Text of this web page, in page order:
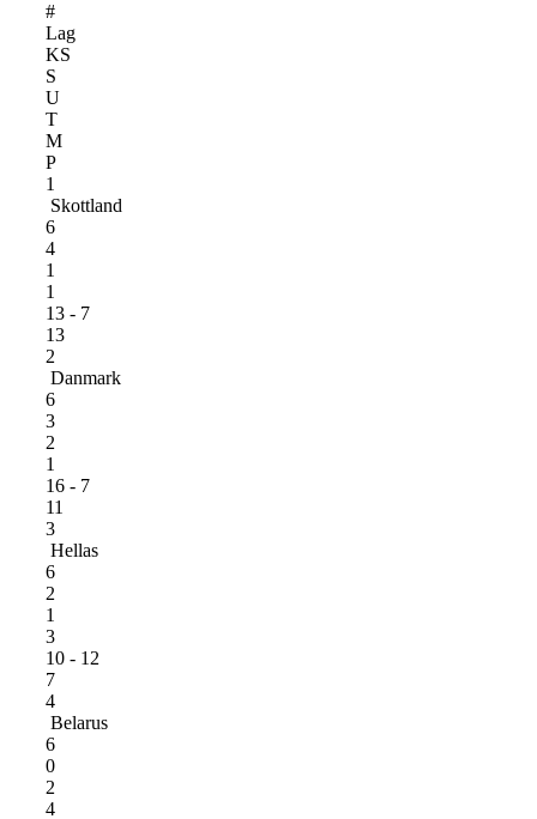
#
Lag
KS
S
U
T
M
P
1
Skottland
6
4
1
1
13 - 7
13
2
Danmark
6
3
2
1
16 - 7
11
3
Hellas
6
2
1
3
10 - 12
7
4
Belarus
6
0
2
4